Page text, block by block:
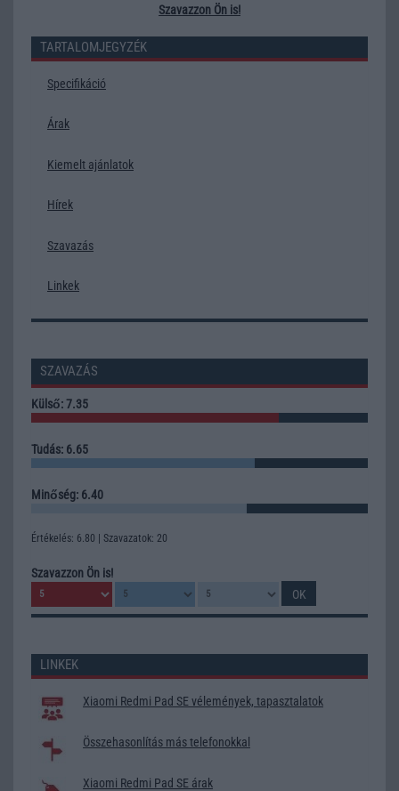
Szavazzon Ön is!
TARTALOMJEGYZÉK
Specifikáció
Árak
Kiemelt ajánlatok
Hírek
Szavazás
Linkek
SZAVAZÁS
Külső: 7.35
Tudás: 6.65
Minőség: 6.40
Értékelés: 6.80 | Szavazatok: 20
Szavazzon Ön is!
LINKEK
Xiaomi Redmi Pad SE vélemények, tapasztalatok
Összehasonlítás más telefonokkal
Xiaomi Redmi Pad SE árak